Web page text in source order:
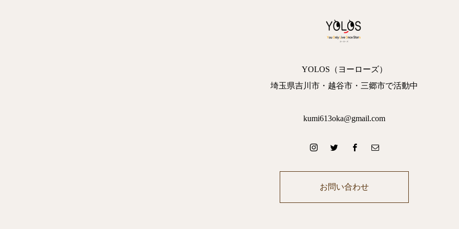
YOLOS（ヨーローズ）
埼玉県吉川市・越谷市・三郷市で活動中
kumi613oka@gmail.com
お問い合わせ